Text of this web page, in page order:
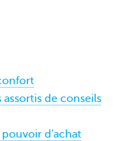
de conseils
pouvoir d'achat